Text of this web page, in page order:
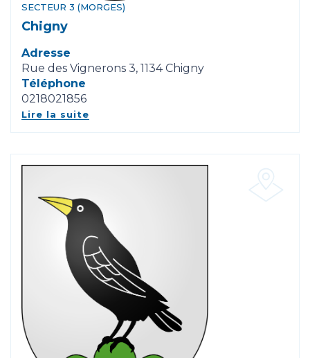
SECTEUR 3 (MORGES)
Chigny
Adresse
Rue des Vignerons 3, 1134 Chigny
Téléphone
0218021856
Lire la suite